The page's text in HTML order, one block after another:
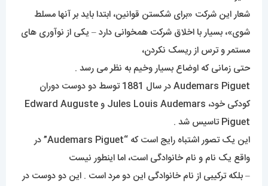
شعار این شرکت «برای شکستن قوانین، ابتدا باید بر آنها مسلط
شوی»، بسیار با اخلاق شرکت همخوانی دارد – یکی از نوآوری های
مستمر و ترس از ریسک نکردن،
حتی زمانی که اوضاع بسیار وخیم به نظر می رسد .
Audemars Piguet در سال 1881 توسط دو دوست دوران
کودکی خود، Jules Louis Audemars و Edward Auguste
Piguet تاسیس شد .
این یک تصور اشتباه رایج است که “Audemars Piguet” در
واقع یک نام و نام خانوادگی است، اما اینطور نیست
– بلکه ترکیبی از نام خانوادگی این دو مرد است . این دو دوست در